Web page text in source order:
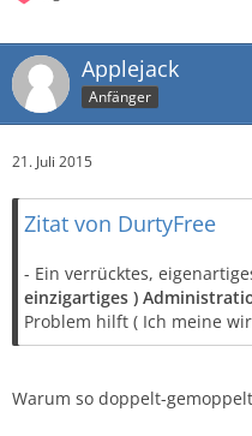
Applejack
Anfänger
21. Juli 2015
Zitat von DurtyFree
- Ein verrücktes,
einzigartiges )
Problem hilft ( Ich meine
Warum so doppelt-